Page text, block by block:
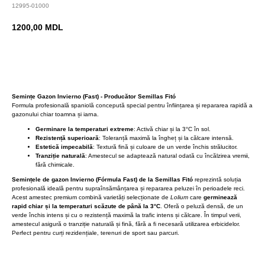
12995-01000
1200,00 MDL
Semințe Gazon Invierno (Fast) - Producător Semillas Fitó
Formula profesională spaniolă concepută special pentru înființarea și repararea rapidă a
gazonului chiar toamna și iarna.
Germinare la temperaturi extreme: Activă chiar și la 3°C în sol.
Rezistență superioară: Toleranță maximă la îngheț și la călcare intensă.
Estetică impecabilă: Textură fină și culoare de un verde închis strălucitor.
Tranziție naturală: Amestecul se adaptează natural odată cu încălzirea vremii,
fără chimicale.
Semințele de gazon Invierno (Fórmula Fast) de la Semillas Fitó reprezintă soluția
profesională ideală pentru supraînsămânțarea și repararea peluzei în perioadele reci.
Acest amestec premium combină varietăți selecționate de Lolium care germinează
rapid chiar și la temperaturi scăzute de până la 3°C . Oferă o peluză densă, de un
verde închis intens și cu o rezistență maximă la trafic intens și călcare. În timpul verii,
amestecul asigură o tranziție naturală și fină, fără a fi necesară utilizarea erbicidelor.
Perfect pentru curți rezidențiale, terenuri de sport sau parcuri.